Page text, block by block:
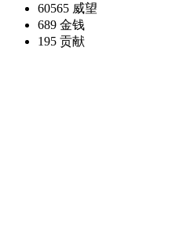
60565 威望
689 金钱
195 贡献